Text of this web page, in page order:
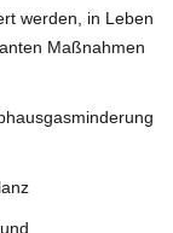
werden, in Leben
Maßnahmen